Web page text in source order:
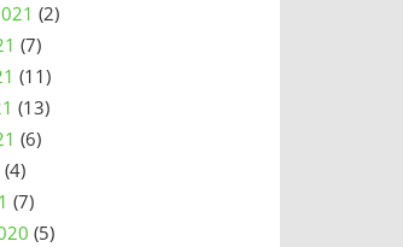
(2)
(7)
(11)
(13)
(6)
(4)
(7)
(5)